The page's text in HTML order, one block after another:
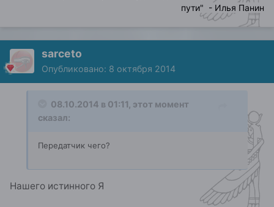
пути" - Илья Панин
sarceto
Опубликовано: 8 октября 2014
08.10.2014 в 01:11, этот момент
сказал:
Передатчик чего?
Нашего истинного Я